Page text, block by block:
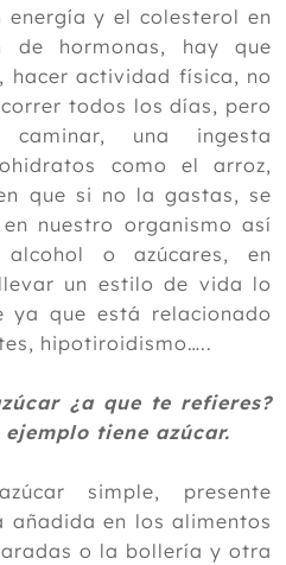
energía y el colesterol en
de hormonas, hay que
hacer actividad física, no
todos los días, pero
una ingesta
como el arroz,
que si no la gastas, se
nuestro organismo así
o azúcares, en
un estilo de vida lo
ya que está relacionado
hipotiroidismo…..
¿a que te refieres?
tiene azúcar.
simple, presente
añadida en los alimentos
o la bollería y otra